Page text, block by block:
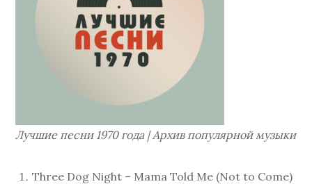
Лучшие песни 1970 года | Архив популярной музыки
Three Dog Night – Mama Told Me (Not to Come)